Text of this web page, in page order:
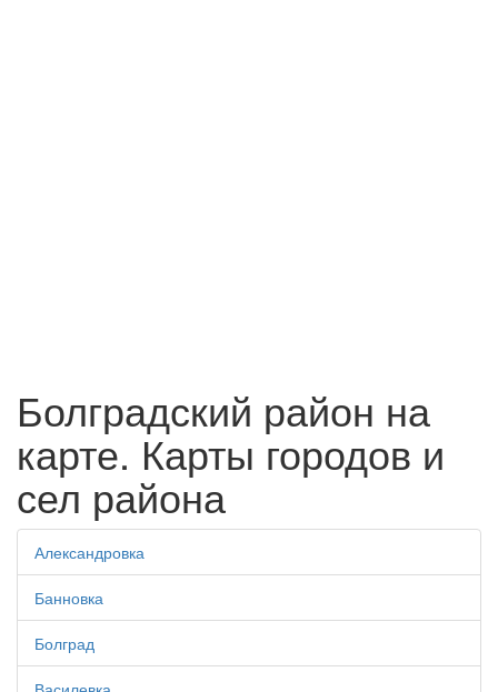
Болградский район на
карте. Карты городов и
сел района
Александровка
Банновка
Болград